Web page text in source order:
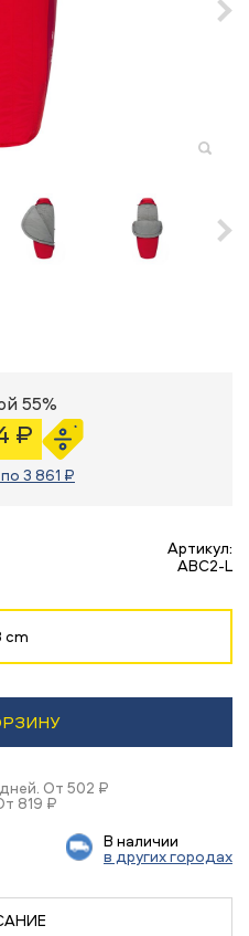
55%
₽
3 861 ₽
Артикул:
ABC2-L
cm
От 502 ₽
819 ₽
В наличии
в других городах